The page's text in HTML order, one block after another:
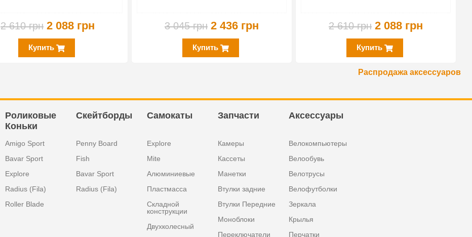
2 610 грн 2 088 грн
Купить
3 045 грн 2 436 грн
Купить
2 610 грн 2 088 грн
Купить
Распродажа аксессуаров
Роликовые
Коньки
Amigo Sport
Bavar Sport
Explore
Radius (Fila)
Roller Blade
Скейтборды
Penny Board
Fish
Bavar Sport
Radius (Fila)
Самокаты
Explore
Mite
Алюминиевые
Пластмасса
Складной
конструкции
Двухколесный
Запчасти
Камеры
Кассеты
Манетки
Втулки задние
Втулки Передние
Моноблоки
Переключатели
Аксессуары
Велокомпьютеры
Велообувь
Велотрусы
Велофутболки
Зеркала
Крылья
Перчатки